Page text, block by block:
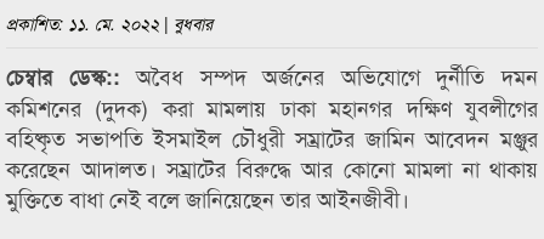
প্রকাশিত: ১১. মে. ২০২২ | বুধবার
চেম্বার ডেস্ক::অবৈধ সম্পদ অর্জনের অভিযোগে দুর্নীতি দমন
কমিশনের (দুদক) করা মামলায় ঢাকা মহানগর দক্ষিণ যুবলীগের
বহিষ্কৃত সভাপতি ইসমাইল চৌধুরী সম্রাটের জামিন আবেদন মঞ্জুর
করেছেন আদালত। সম্রাটের বিরুদ্ধে আর কোনো মামলা না থাকায়
মুক্তিতে বাধা নেই বলে জানিয়েছেন তার আইনজীবী।